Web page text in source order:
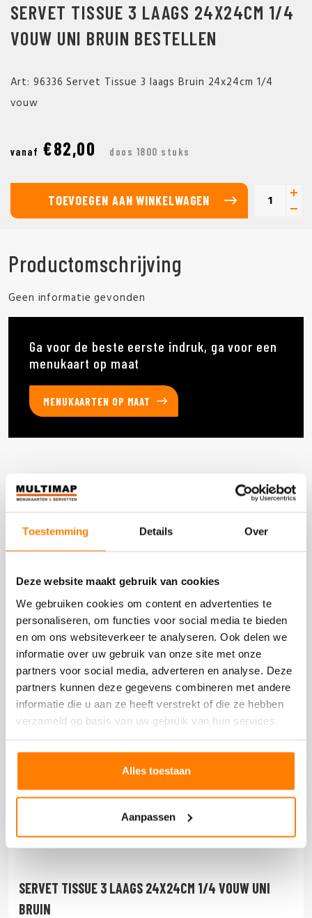
Toestemming Details Over
Deze website maakt gebruik van cookies
We gebruiken cookies om content en advertenties te
personaliseren, om functies voor social media te bieden
en om ons websiteverkeer te analyseren. Ook delen we
informatie over uw gebruik van onze site met onze
partners voor social media, adverteren en analyse. Deze
partners kunnen deze gegevens combineren met andere
informatie die u aan ze heeft verstrekt of die ze hebben
verzameld op basis van uw gebruik van hun services.
Alles toestaan
Aanpassen
SERVET TISSUE 3 LAAGS 24X24CM 1/4
VOUW UNI BRUIN BESTELLEN
Art: 96336 Servet Tissue 3 laags Bruin 24x24cm 1/4
vouw
vanaf €82,00 doos 1800 stuks
TOEVOEGEN AAN WINKELWAGEN
Productomschrijving
Geen informatie gevonden
Ga voor de beste eerste indruk, ga voor een
menukaart op maat
MENUKAARTEN OP MAAT
Deze producten heb je eerder bekeken
DOOS 1800 STUKS
SERVET TISSUE 3 LAAGS 24X24CM 1/4 VOUW UNI
BRUIN